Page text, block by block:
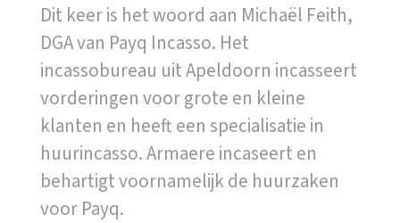
Dit keer is het woord aan Michaël Feith,
DGA van Payq Incasso. Het
incassobureau uit Apeldoorn incasseert
vorderingen voor grote en kleine
klanten en heeft een specialisatie in
huurincasso. Armaere incaseert en
behartigt voornamelijk de huurzaken
voor Payq.